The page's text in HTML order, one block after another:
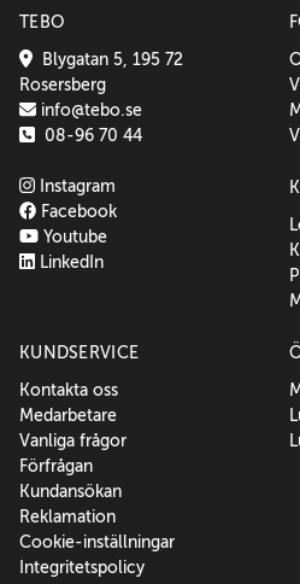
TEBO
Blygatan 5, 195 72
Rosersberg
info@tebo.se
08-96 70 44
Instagram
Facebook
Youtube
LinkedIn
KUNDSERVICE
Kontakta oss
Medarbetare
Vanliga frågor
Förfrågan
Kundansökan
Reklamation
Cookie-inställningar
Integritetspolicy